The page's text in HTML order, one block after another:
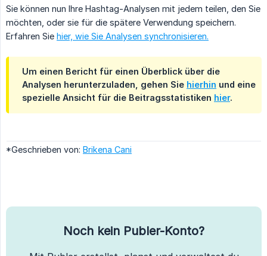
Sie können nun Ihre Hashtag-Analysen mit jedem teilen, den Sie
möchten, oder sie für die spätere Verwendung speichern.
Erfahren Sie hier, wie Sie Analysen synchronisieren.
Um einen Bericht für einen Überblick über die
Analysen herunterzuladen, gehen Sie hierhin und eine
spezielle Ansicht für die Beitragsstatistiken hier.
*Geschrieben von: Brikena Cani
Noch kein Publer-Konto?